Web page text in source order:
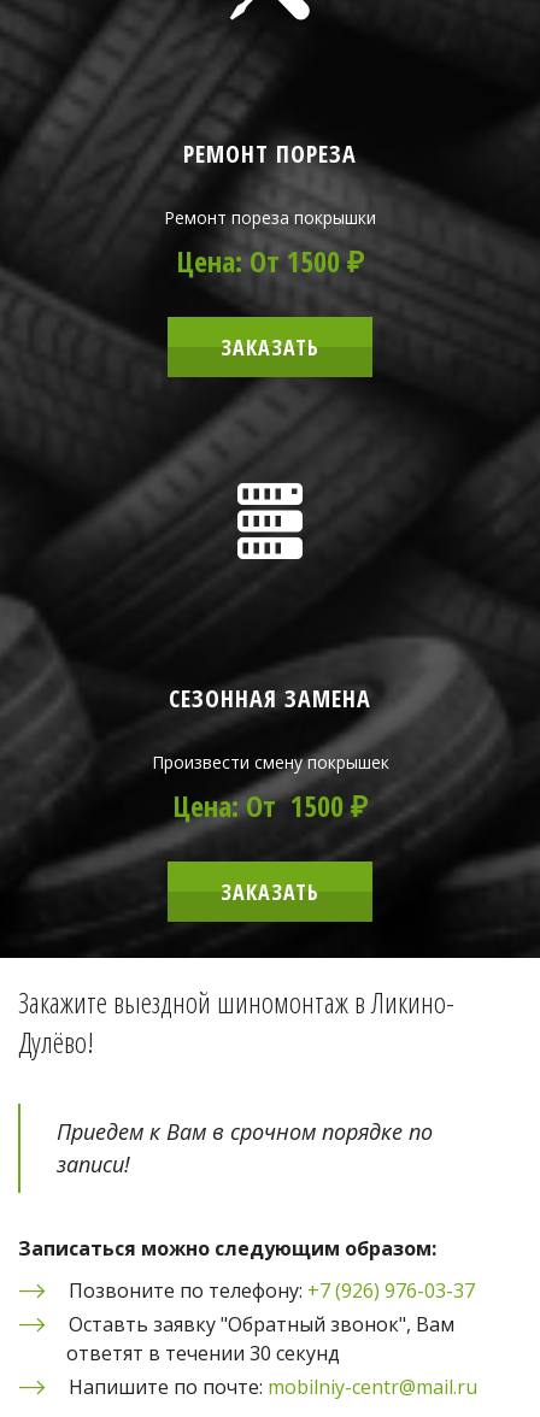
РЕМОНТ ПОРЕЗА
Ремонт пореза покрышки
Цена: От 1500 ₽
ЗАКАЗАТЬ
СЕЗОННАЯ ЗАМЕНА
Произвести смену покрышек
Цена: От 1500 ₽
ЗАКАЗАТЬ
Закажите выездной шиномонтаж в Ликино-
Дулёво!
Приедем к Вам в срочном порядке по
записи!
Записаться можно следующим образом:
Позвоните по телефону: +7 (926) 976-03-37
Оставть заявку "Обратный звонок", Вам
ответят в течении 30 секунд
Напишите по почте: mobilniy-centr@mail.ru